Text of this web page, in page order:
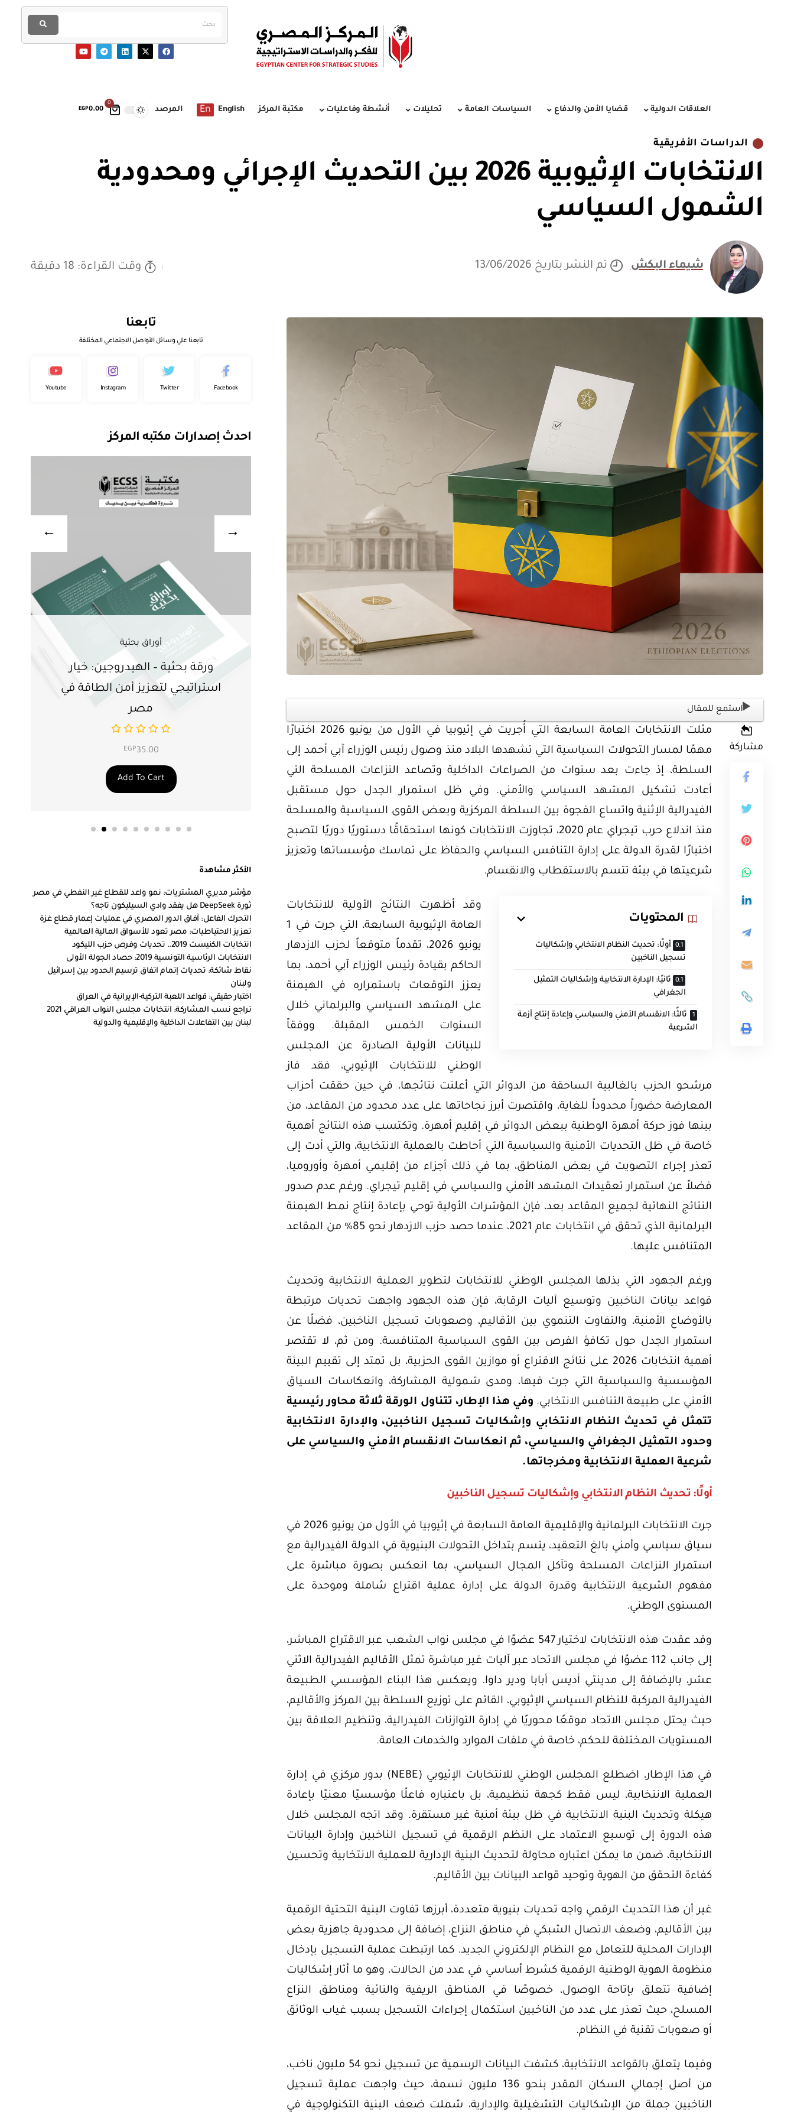
0
EGP0.00 العلاقات الدولية قضايا الأمن والدفاع السياسات العامة تحليلات أنشطة وفاعليات مكتبة المركز English
En المرصد
الدراسات الأفريقية
الانتخابات الإثيوبية 2026 بين التحديث الإجرائي ومحدودية
الشمول السياسي
شيماء البكش تم النشر بتاريخ 13/06/2026 وقت القراءة: 18 دقيقة
استمع للمقال
مشاركة
مثلت الانتخابات العامة السابعة التي أُجريت في إثيوبيا في الأول من يونيو 2026 اختبارًا
مهمًا لمسار التحولات السياسية التي تشهدها البلاد منذ وصول رئيس الوزراء آبي أحمد إلى
السلطة، إذ جاءت بعد سنوات من الصراعات الداخلية وتصاعد النزاعات المسلحة التي
أعادت تشكيل المشهد السياسي والأمني. وفي ظل استمرار الجدل حول مستقبل
الفيدرالية الإثنية واتساع الفجوة بين السلطة المركزية وبعض القوى السياسية والمسلحة
منذ اندلاع حرب تيجراي عام 2020، تجاوزت الانتخابات كونها استحقاقًا دستوريًا دوريًا لتصبح
اختبارًا لقدرة الدولة على إدارة التنافس السياسي والحفاظ على تماسك مؤسساتها وتعزيز
شرعيتها في بيئة تتسم بالاستقطاب والانقسام.
المحتويات
أولًا: تحديث النظام الانتخابي وإشكاليات
تسجيل الناخبين
ثانيًا: الإدارة الانتخابية وإشكاليات التمثيل
الجغرافي
ثالثًا: الانقسام الأمني والسياسي وإعادة إنتاج أزمة
الشرعية
وقد أظهرت النتائج الأولية للانتخابات
العامة الإثيوبية السابعة، التي جرت في 1
يونيو 2026، تقدماً متوقعاً لحزب الازدهار
الحاكم بقيادة رئيس الوزراء آبي أحمد، بما
يعزز التوقعات باستمراره في الهيمنة
على المشهد السياسي والبرلماني خلال
السنوات الخمس المقبلة. ووفقاً
للبيانات الأولية الصادرة عن المجلس
الوطني للانتخابات الإثيوبي، فقد فاز
مرشحو الحزب بالغالبية الساحقة من الدوائر التي أعلنت نتائجها، في حين حققت أحزاب
المعارضة حضوراً محدوداً للغاية، واقتصرت أبرز نجاحاتها على عدد محدود من المقاعد، من
بينها فوز حركة أمهرة الوطنية ببعض الدوائر في إقليم أمهرة. وتكتسب هذه النتائج أهمية
خاصة في ظل التحديات الأمنية والسياسية التي أحاطت بالعملية الانتخابية، والتي أدت إلى
تعذر إجراء التصويت في بعض المناطق، بما في ذلك أجزاء من إقليمي أمهرة وأوروميا،
فضلاً عن استمرار تعقيدات المشهد الأمني والسياسي في إقليم تيجراي. ورغم عدم صدور
النتائج النهائية لجميع المقاعد بعد، فإن المؤشرات الأولية توحي بإعادة إنتاج نمط الهيمنة
البرلمانية الذي تحقق في انتخابات عام 2021، عندما حصد حزب الازدهار نحو 85% من المقاعد
المتنافس عليها.
ورغم الجهود التي بذلها المجلس الوطني للانتخابات لتطوير العملية الانتخابية وتحديث
قواعد بيانات الناخبين وتوسيع آليات الرقابة، فإن هذه الجهود واجهت تحديات مرتبطة
بالأوضاع الأمنية، والتفاوت التنموي بين الأقاليم، وصعوبات تسجيل الناخبين، فضلًا عن
استمرار الجدل حول تكافؤ الفرص بين القوى السياسية المتنافسة. ومن ثم، لا تقتصر
أهمية انتخابات 2026 على نتائج الاقتراع أو موازين القوى الحزبية، بل تمتد إلى تقييم البيئة
المؤسسية والسياسية التي جرت فيها، ومدى شمولية المشاركة، وانعكاسات السياق
الأمني على طبيعة التنافس الانتخابي. وفي هذا الإطار، تتناول الورقة ثلاثة محاور رئيسية
تتمثل في تحديث النظام الانتخابي وإشكاليات تسجيل الناخبين، والإدارة الانتخابية
وحدود التمثيل الجغرافي والسياسي، ثم انعكاسات الانقسام الأمني والسياسي على
شرعية العملية الانتخابية ومخرجاتها.
أولًا: تحديث النظام الانتخابي وإشكاليات تسجيل الناخبين
جرت الانتخابات البرلمانية والإقليمية العامة السابعة في إثيوبيا في الأول من يونيو 2026 في
سياق سياسي وأمني بالغ التعقيد، يتسم بتداخل التحولات البنيوية في الدولة الفيدرالية مع
استمرار النزاعات المسلحة وتآكل المجال السياسي، بما انعكس بصورة مباشرة على
مفهوم الشرعية الانتخابية وقدرة الدولة على إدارة عملية اقتراع شاملة وموحدة على
المستوى الوطني.
وقد عقدت هذه الانتخابات لاختيار 547 عضوًا في مجلس نواب الشعب عبر الاقتراع المباشر،
إلى جانب 112 عضوًا في مجلس الاتحاد عبر آليات غير مباشرة تمثل الأقاليم الفيدرالية الاثني
عشر، بالإضافة إلى مدينتي أديس أبابا ودير داوا. ويعكس هذا البناء المؤسسي الطبيعة
الفيدرالية المركبة للنظام السياسي الإثيوبي، القائم على توزيع السلطة بين المركز والأقاليم،
حيث يحتل مجلس الاتحاد موقعًا محوريًا في إدارة التوازنات الفيدرالية، وتنظيم العلاقة بين
المستويات المختلفة للحكم، خاصة في ملفات الموارد والخدمات العامة.
في هذا الإطار، اضطلع المجلس الوطني للانتخابات الإثيوبي (NEBE) بدور مركزي في إدارة
العملية الانتخابية، ليس فقط كجهة تنظيمية، بل باعتباره فاعلًا مؤسسيًا معنيًا بإعادة
هيكلة وتحديث البنية الانتخابية في ظل بيئة أمنية غير مستقرة. وقد اتجه المجلس خلال
هذه الدورة إلى توسيع الاعتماد على النظم الرقمية في تسجيل الناخبين وإدارة البيانات
الانتخابية، ضمن ما يمكن اعتباره محاولة لتحديث البنية الإدارية للعملية الانتخابية وتحسين
كفاءة التحقق من الهوية وتوحيد قواعد البيانات بين الأقاليم.
غير أن هذا التحديث الرقمي واجه تحديات بنيوية متعددة، أبرزها تفاوت البنية التحتية الرقمية
بين الأقاليم، وضعف الاتصال الشبكي في مناطق النزاع، إضافة إلى محدودية جاهزية بعض
الإدارات المحلية للتعامل مع النظام الإلكتروني الجديد. كما ارتبطت عملية التسجيل بإدخال
منظومة الهوية الوطنية الرقمية كشرط أساسي في عدد من الحالات، وهو ما أثار إشكاليات
إضافية تتعلق بإتاحة الوصول، خصوصًا في المناطق الريفية والنائية ومناطق النزاع
المسلح، حيث تعذر على عدد من الناخبين استكمال إجراءات التسجيل بسبب غياب الوثائق
أو صعوبات تقنية في النظام.
وفيما يتعلق بالقواعد الانتخابية، كشفت البيانات الرسمية عن تسجيل نحو 54 مليون ناخب،
من أصل إجمالي السكان المقدر بنحو 136 مليون نسمة، حيث واجهت عملية تسجيل
الناخبين جملة من الإشكاليات التشغيلية والإدارية، شملت ضعف البنية التكنولوجية في
تابعنا
تابعنا علي وسائل التواصل الاجتماعي المختلفة
Facebook
Twitter
Instagram
Youtube
احدث إصدارات مكتبه المركز
أوراق بحثية
ورقة بحثية – الهيدروجين: خيار
استراتيجي لتعزيز أمن الطاقة في
مصر
EGP35.00
Add To Cart
أوراق بحثية
ورقة بحثية - أمن الطاقة المصري:
EGP 35.00 EGP35.00
العالمية
الأكثر مشاهدة
مؤشر مديري المشتريات: نمو واعد للقطاع غير النفطي في مصر
ثورة DeepSeek هل يفقد وادي السيليكون تاجه؟
التحرك الفاعل: آفاق الدور المصري في عمليات إعمار قطاع غزة
تعزيز الاحتياطيات: مصر تعود للأسواق المالية العالمية
انتخابات الكنيست 2019.. تحديات وفرص حزب الليكود
الانتخابات الرئاسية التونسية 2019: حصاد الجولة الأولى
نقاط شائكة: تحديات إتمام اتفاق ترسيم الحدود بين إسرائيل
ولبنان
اختبار حقيقي: قواعد اللعبة التركية-الإيرانية في العراق
تراجع نسب المشاركة: انتخابات مجلس النواب العراقي 2021
لبنان بين التفاعلات الداخلية والإقليمية والدولية